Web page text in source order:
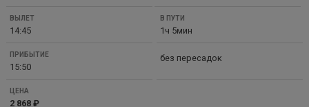
14:45 1ч 5мин
15:50
без пересадок
2 868 ₽